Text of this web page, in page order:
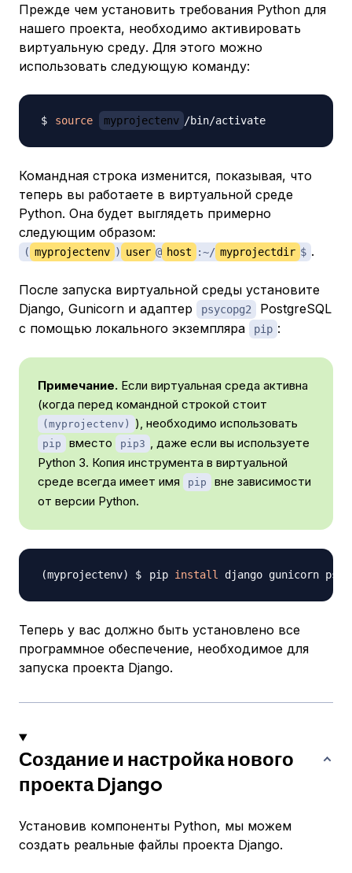
Прежде чем установить требования Python для
нашего проекта, необходимо активировать
виртуальную среду. Для этого можно
использовать следующую команду:
source myprojectenv
Командная строка изменится, показывая, что
теперь вы работаете в виртуальной среде
Python. Она будет выглядеть примерно
следующим образом:
( myprojectenv ) user @ host :~/ myprojectdir $ .
После запуска виртуальной среды установите
Django, Gunicorn и адаптер
psycopg2
PostgreSQL
с помощью локального экземпляра
pip :
Примечание. Если виртуальная среда активна
(когда перед командной строкой стоит
(myprojectenv) ), необходимо использовать
pip вместо pip3 , даже если вы используете
Python 3. Копия инструмента в виртуальной
среде всегда имеет имя
pip
вне зависимости
от версии Python.
pip install
Теперь у вас должно быть установлено все
программное обеспечение, необходимое для
запуска проекта Django.
Создание и настройка нового
проекта Django
Установив компоненты Python, мы можем
создать реальные файлы проекта Django.